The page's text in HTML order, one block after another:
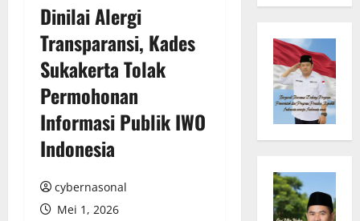
Dinilai Alergi
Transparansi, Kades
Sukakerta Tolak
Permohonan
Informasi Publik IWO
Indonesia
cybernasonal
Mei 1, 2026